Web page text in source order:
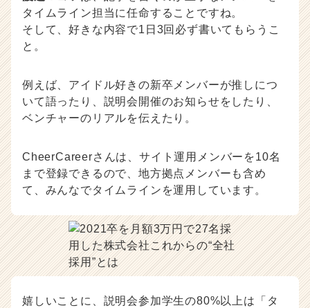
タイムライン担当に任命することですね。
そして、好きな内容で1日3回必ず書いてもらうこ
と。
例えば、アイドル好きの新卒メンバーが推しにつ
いて語ったり、説明会開催のお知らせをしたり、
ベンチャーのリアルを伝えたり。
CheerCareerさんは、サイト運用メンバーを10名
まで登録できるので、地方拠点メンバーも含め
て、みんなでタイムラインを運用しています。
嬉しいことに、説明会参加学生の80%以上は「タ